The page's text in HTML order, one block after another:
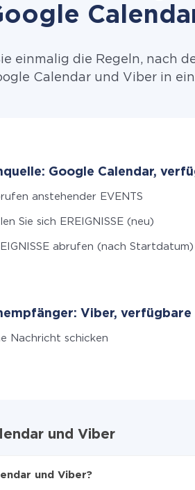
einmalig die Regeln, nach
Calendar und Viber in
Google Calendar,
anstehender EVENTS
Sie sich EREIGNISSE (neu)
abrufen (nach Startdatum)
Viber, verfügbare
Nachricht schicken
und Viber
und Viber?